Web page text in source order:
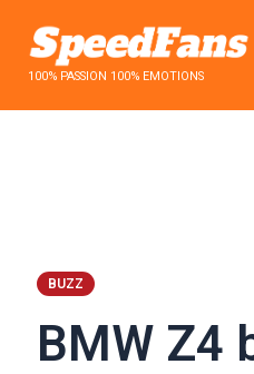
contenu100% PASSION 100% EMOTIONS
BUZZ
BMW Z4